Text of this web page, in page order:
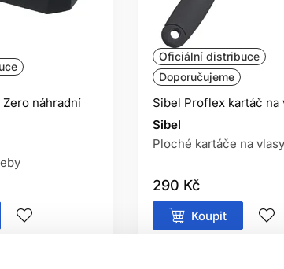
náhradní
Oficiální distribuce
Doporučujeme
Sibel Proflex kartáč na
Sibel
Ploché kartáče na vlasy
290 Kč
Koupit